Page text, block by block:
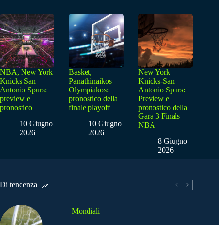
NBA, New York
Knicks San
Antonio Spurs:
preview e
pronostico
10 Giugno
2026
Basket,
Panathinaikos
Olympiakos:
pronostico della
finale playoff
10 Giugno
2026
New York
Knicks-San
Antonio Spurs:
Preview e
pronostico della
Gara 3 Finals
NBA
8 Giugno
2026
Di tendenza
Mondiali